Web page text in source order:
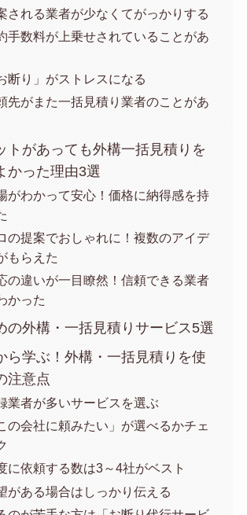
される業者が少なくてがっかりする
手数料が上乗せされていることがあ
断り」がストレスになる
先がまた一括見積り業者のことがあ
トがあっても外構一括見積りを
かった理由3選
がわかって安心！価格に納得感を持
の提案でおしゃれに！複数のアイデ
もらえた
の違いが一目瞭然！信頼できる業者
かった
の外構・一括見積りサービス5選
ら学ぶ！外構・一括見積りを使
注意点
業者が多いサービスを選ぶ
の会社に頼みたい」が選べるかチェ
に依頼する数は3～4社がベスト
がある場合はしっかり伝える